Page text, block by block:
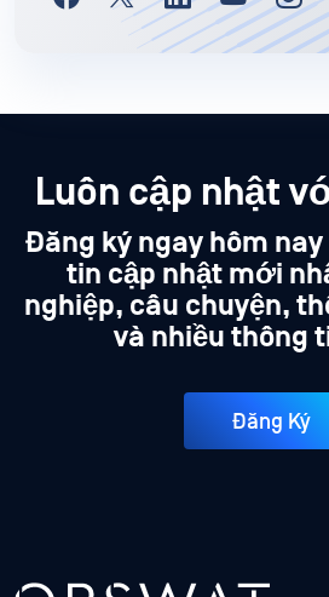
Luôn cập nhật
Đăng ký ngay hôm
tin cập nhật mới
nghiệp, câu chuyện,
và nhiều thông
Đăng Ký